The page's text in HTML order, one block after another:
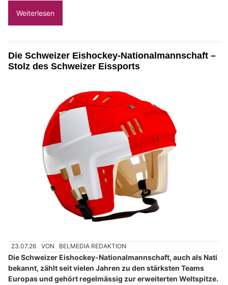
Weiterlesen
Die Schweizer Eishockey-Nationalmannschaft –
Stolz des Schweizer Eissports
23.07.26 VON BELMEDIA REDAKTION
Die Schweizer Eishockey-Nationalmannschaft, auch als Nati
bekannt, zählt seit vielen Jahren zu den stärksten Teams
Europas und gehört regelmässig zur erweiterten Weltspitze.